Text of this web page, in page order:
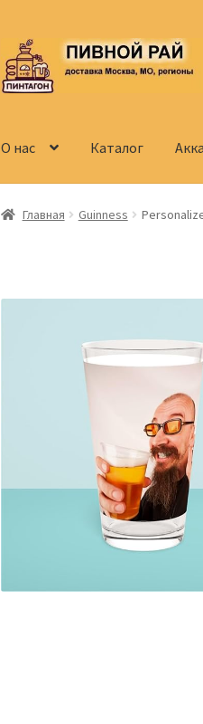
Перейти
к
навигации
Перейти
к
содержимому
О нас Каталог
Главная Аккаунт Доставка Заказ
Главная Guinness